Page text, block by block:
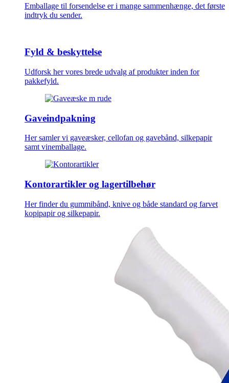
Emballage til forsendelse er i mange sammenhænge, det første
indtryk du sender.
Fyld & beskyttelse
Udforsk her vores brede udvalg af produkter inden for
pakkefyld.
Gaveindpakning
Her samler vi gaveæsker, cellofan og gavebånd, silkepapir
samt vinemballage.
Kontorartikler og lagertilbehør
Her finder du gummibånd, knive og både standard og farvet
kopipapir og silkepapir.